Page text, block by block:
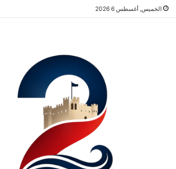
الخميس, أغسطس 6 2026